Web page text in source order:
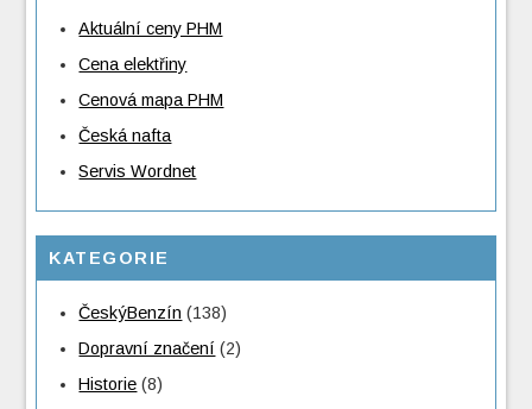
Aktuální ceny PHM
Cena elektřiny
Cenová mapa PHM
Česká nafta
Servis Wordnet
KATEGORIE
ČeskýBenzín (138)
Dopravní značení (2)
Historie (8)